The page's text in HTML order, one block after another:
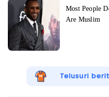
Telusuri